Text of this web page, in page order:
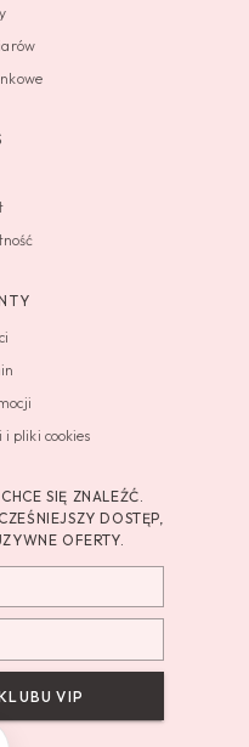
pliki cookies
SIĘ ZNALEŹĆ.
DOSTĘP,
OFERTY.
VIP